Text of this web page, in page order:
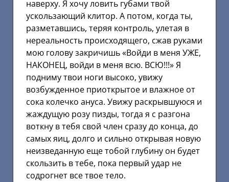
наверху. Я хочу ловить губами твой
ускользающий клитор. А потом, когда ты,
разметавшись, теряя контроль, улетая в
нереальность происходящего, сжав руками
мою голову закричишь «Войди в меня УЖЕ,
НАКОНЕЦ, войди в меня всю. ВСЮ!!!» Я
подниму твои ноги высоко, увижу
возбужденное приоткрытое и влажное от
сока колечко ануса. Увижу раскрывшуюся и
жаждущую розу пизды, тогда я с разгона
воткну в тебя свой член сразу до конца, до
самых яиц, долго и сильно открывая новую
неизведанную еще тобой глубину он будет
скользить в тебе, пока первый удар не
содрогнет все твое тело.